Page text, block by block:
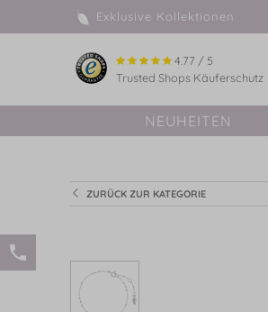
Exklusive Kollektionen
4.77 / 5
Trusted Shops Käuferschutz
NEUHEITEN
ZURÜCK ZUR KATEGORIE